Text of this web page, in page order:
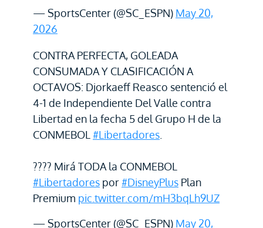
— SportsCenter (@SC_ESPN) May 20,
2026
CONTRA PERFECTA, GOLEADA
CONSUMADA Y CLASIFICACIÓN A
OCTAVOS: Djorkaeff Reasco sentenció el
4-1 de Independiente Del Valle contra
Libertad en la fecha 5 del Grupo H de la
CONMEBOL #Libertadores
???? Mirá TODA la CONMEBOL
#Libertadores por#DisneyPlus Plan
Premium pic.twitter.com/mH3bqLh9UZ
— SportsCenter (@SC_ESPN) May 20,